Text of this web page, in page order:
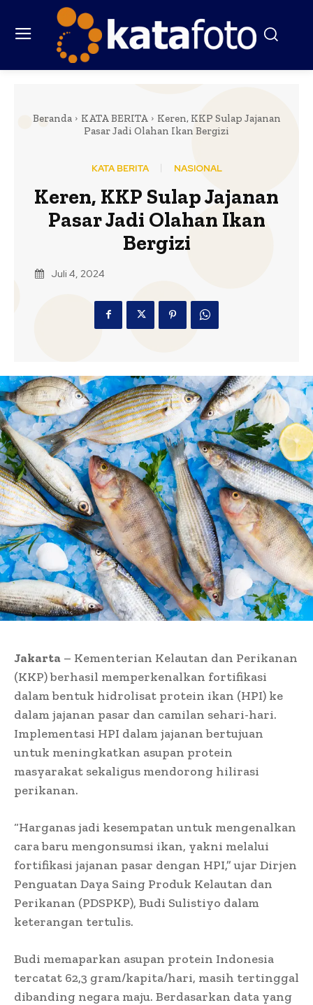
Beranda KATA BERITA
Keren, KKP Sulap Jajanan
Pasar Jadi Olahan Ikan Bergizi
KATA BERITA NASIONAL
Keren, KKP Sulap Jajanan
Pasar Jadi Olahan Ikan
Bergizi
Juli 4, 2024
Jakarta – Kementerian Kelautan dan Perikanan
(KKP) berhasil memperkenalkan fortifikasi
dalam bentuk hidrolisat protein ikan (HPI) ke
dalam jajanan pasar dan camilan sehari-hari.
Implementasi HPI dalam jajanan bertujuan
untuk meningkatkan asupan protein
masyarakat sekaligus mendorong hilirasi
perikanan.
“Harganas jadi kesempatan untuk mengenalkan
cara baru mengonsumsi ikan, yakni melalui
fortifikasi jajanan pasar dengan HPI,” ujar Dirjen
Penguatan Daya Saing Produk Kelautan dan
Perikanan (PDSPKP), Budi Sulistiyo dalam
keterangan tertulis.
Budi memaparkan asupan protein Indonesia
tercatat 62,3 gram/kapita/hari, masih tertinggal
dibanding negara maju. Berdasarkan data yang